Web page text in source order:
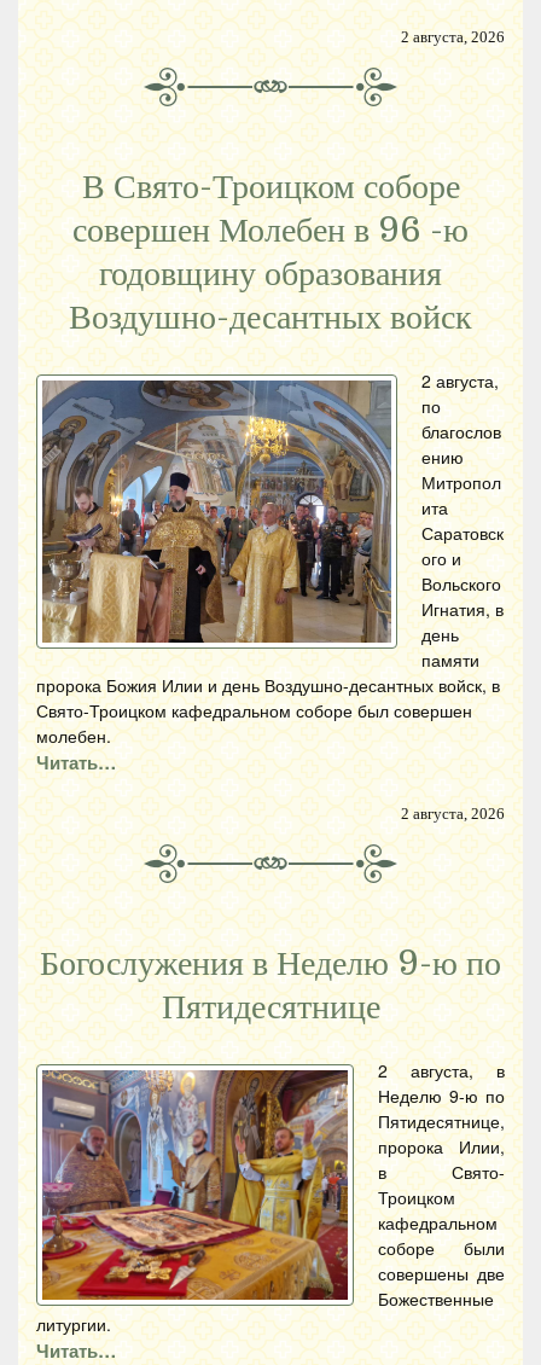
2 августа, 2026
В Свято-Троицком соборе
совершен Молебен в 96 -ю
годовщину образования
Воздушно-десантных войск
2 августа,
по
благослов
ению
Митропол
ита
Саратовск
ого и
Вольского
Игнатия, в
день
памяти
пророка Божия Илии и день Воздушно-десантных войск, в
Свято-Троицком кафедральном соборе был совершен
молебен.
Читать…
2 августа, 2026
Богослужения в Неделю 9-ю по
Пятидесятнице
2 августа, в
Неделю 9-ю по
Пятидесятнице,
пророка Илии,
в Свято-
Троицком
кафедральном
соборе были
совершены две
Божественные
литургии.
Читать…